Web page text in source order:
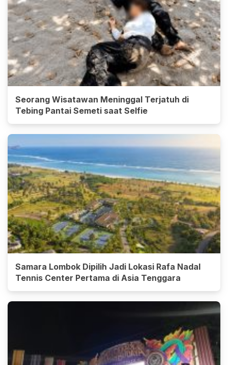
Seorang Wisatawan Meninggal Terjatuh di
Tebing Pantai Semeti saat Selfie
Samara Lombok Dipilih Jadi Lokasi Rafa Nadal
Tennis Center Pertama di Asia Tenggara